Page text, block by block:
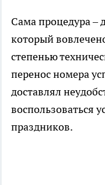
Сама процедура –
который
степенью
перенос номера
доставлял
воспользоваться
праздников.